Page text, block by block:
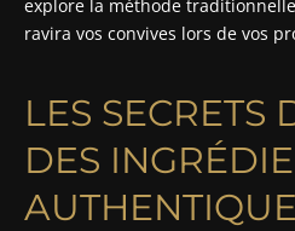
explore la méthode
ravira vos convives lors de vos
LES SECRETS
DES
AUTHENTIQUE